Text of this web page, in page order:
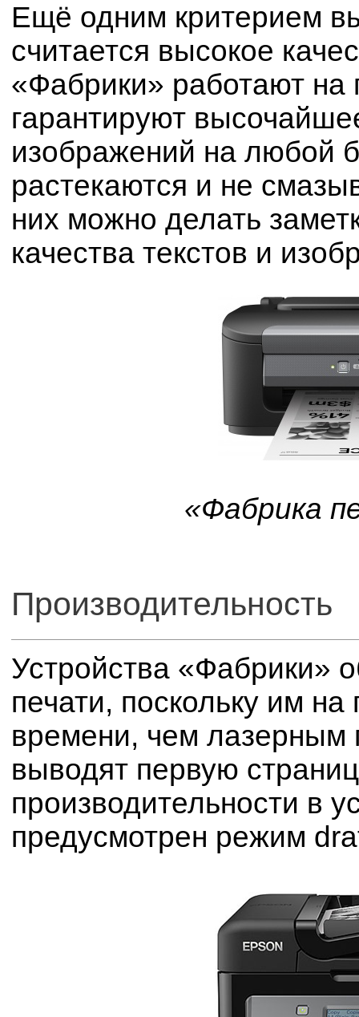
Ещё одним критерием
считается высокое
«Фабрики» работают на
гарантируют
изображений на любой
растекаются и не
них можно делать
качества текстов и
«Фабрика
Производительность
Устройства «Фабрики»
печати, поскольку им
времени, чем лазерным
выводят первую
производительности в
предусмотрен режим